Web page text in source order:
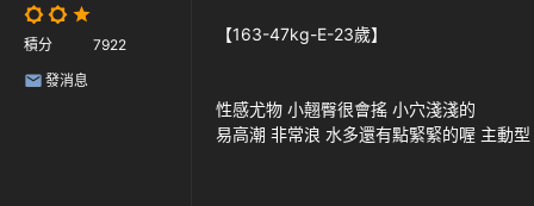
積分 7922
發消息
【163-47kg-E-23歲】
性感尤物 小翹臀很會搖 小穴淺淺的
易高潮 非常浪 水多還有點緊緊的喔 主動型